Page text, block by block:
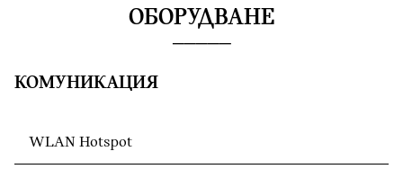
ОБОРУДВАНЕ
КОМУНИКАЦИЯ
WLAN Hotspot